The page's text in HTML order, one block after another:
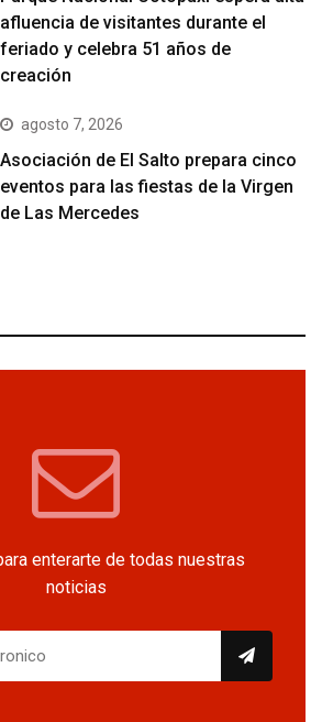
afluencia de visitantes durante el
feriado y celebra 51 años de
creación
agosto 7, 2026
Asociación de El Salto prepara cinco
eventos para las fiestas de la Virgen
de Las Mercedes
enterarte de todas nuestras
noticias